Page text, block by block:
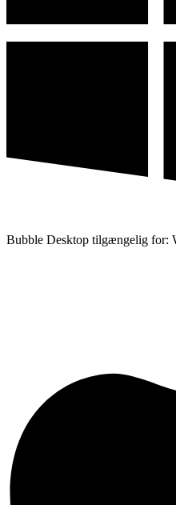
Bubble Desktop tilgængelig for: